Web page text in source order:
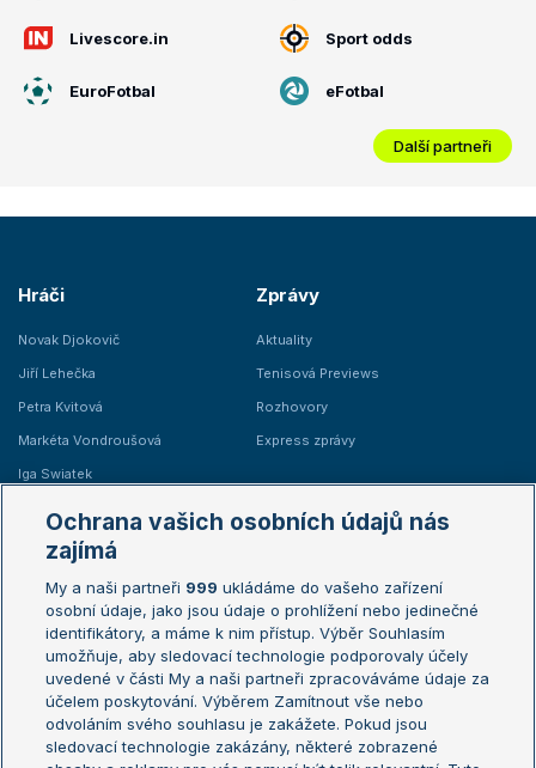
Livescore.in Sport odds
EuroFotbal eFotbal
Další partneři
Hráči
Novak Djokovič
Jiří Lehečka
Petra Kvitová
Markéta Vondroušová
Iga Swiatek
Zprávy
Aktuality
Tenisová Previews
Rozhovory
Express zprávy
Žebříčky
Žebříček ATP (muži)
Žebříček WTA (ženy)
Sázkařský žebříček
Australian Open
French Open
Wimbledon
US Open
Turnaj mistrů
Turnaj mistryň
Ochrana vašich osobních údajů nás
zajímá
My a naši partneři 999 ukládáme do vašeho zařízení
osobní údaje, jako jsou údaje o prohlížení nebo jedinečné
identifikátory, a máme k nim přístup. Výběr Souhlasím
umožňuje, aby sledovací technologie podporovaly účely
uvedené v části My a naši partneři zpracováváme údaje za
účelem poskytování. Výběrem Zamítnout vše nebo
odvoláním svého souhlasu je zakážete. Pokud jsou
sledovací technologie zakázány, některé zobrazené